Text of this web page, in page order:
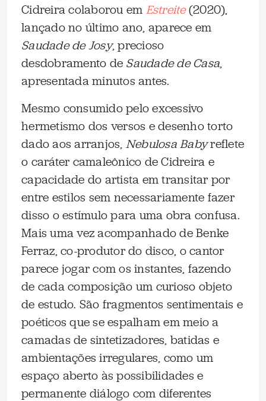
Cidreira colaborou em Estreite(2020),
lançado no último ano, aparece em
Saudade de Josy, precioso
desdobramento de Saudade de Casa,
apresentada minutos antes.
Mesmo consumido pelo excessivo
hermetismo dos versos e desenho torto
dado aos arranjos, Nebulosa Babyreflete
o caráter camaleônico de Cidreira e
capacidade do artista em transitar por
entre estilos sem necessariamente fazer
disso o estímulo para uma obra confusa.
Mais uma vez acompanhado de Benke
Ferraz, co-produtor do disco, o cantor
parece jogar com os instantes, fazendo
de cada composição um curioso objeto
de estudo. São fragmentos sentimentais e
poéticos que se espalham em meio a
camadas de sintetizadores, batidas e
ambientações irregulares, como um
espaço aberto às possibilidades e
permanente diálogo com diferentes